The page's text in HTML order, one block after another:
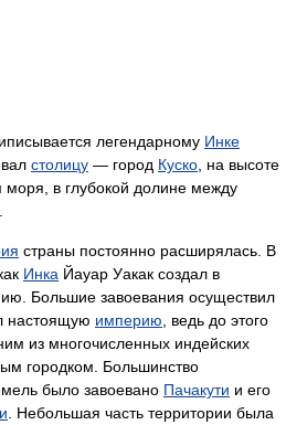
легендарному Инке
столицу — город Куско , на высоте
в глубокой долине между
страны постоянно расширялась. В
Инка Йауар Уакак создал в
Большие завоевания осуществил
настоящую империю , ведь до этого
из многочисленных индейских
городком. Большинство
было завоевано Пачакути и его
. Небольшая часть территории была